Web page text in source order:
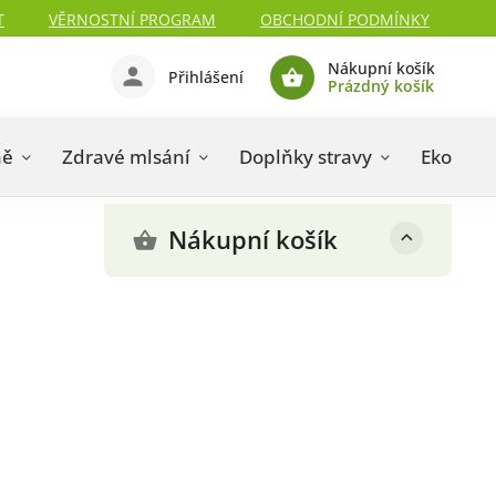
VĚRNOSTNÍ PROGRAM OBCHODNÍ PODMÍNKY
Nákupní košík
Prázdný košík
Přihlášení
Zdravé mlsání Doplňky stravy Eko
Nákupní košík